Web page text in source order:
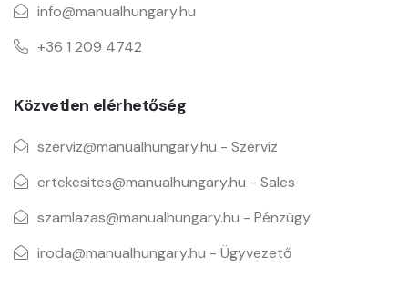
info@manualhungary.hu
+36 1 209 4742
Közvetlen elérhetőség
szerviz@manualhungary.hu - Szervíz
ertekesites@manualhungary.hu - Sales
szamlazas@manualhungary.hu - Pénzügy
iroda@manualhungary.hu - Ügyvezető